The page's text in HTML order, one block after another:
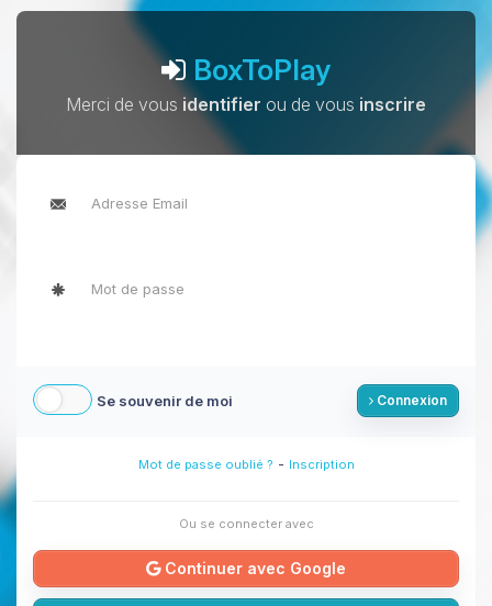
BoxToPlay
Merci de vous identifier ou de vous inscrire
Se souvenir de moi Connexion
Mot de passe oublié ? - Inscription
Ou se connecter avec
Continuer avec Google